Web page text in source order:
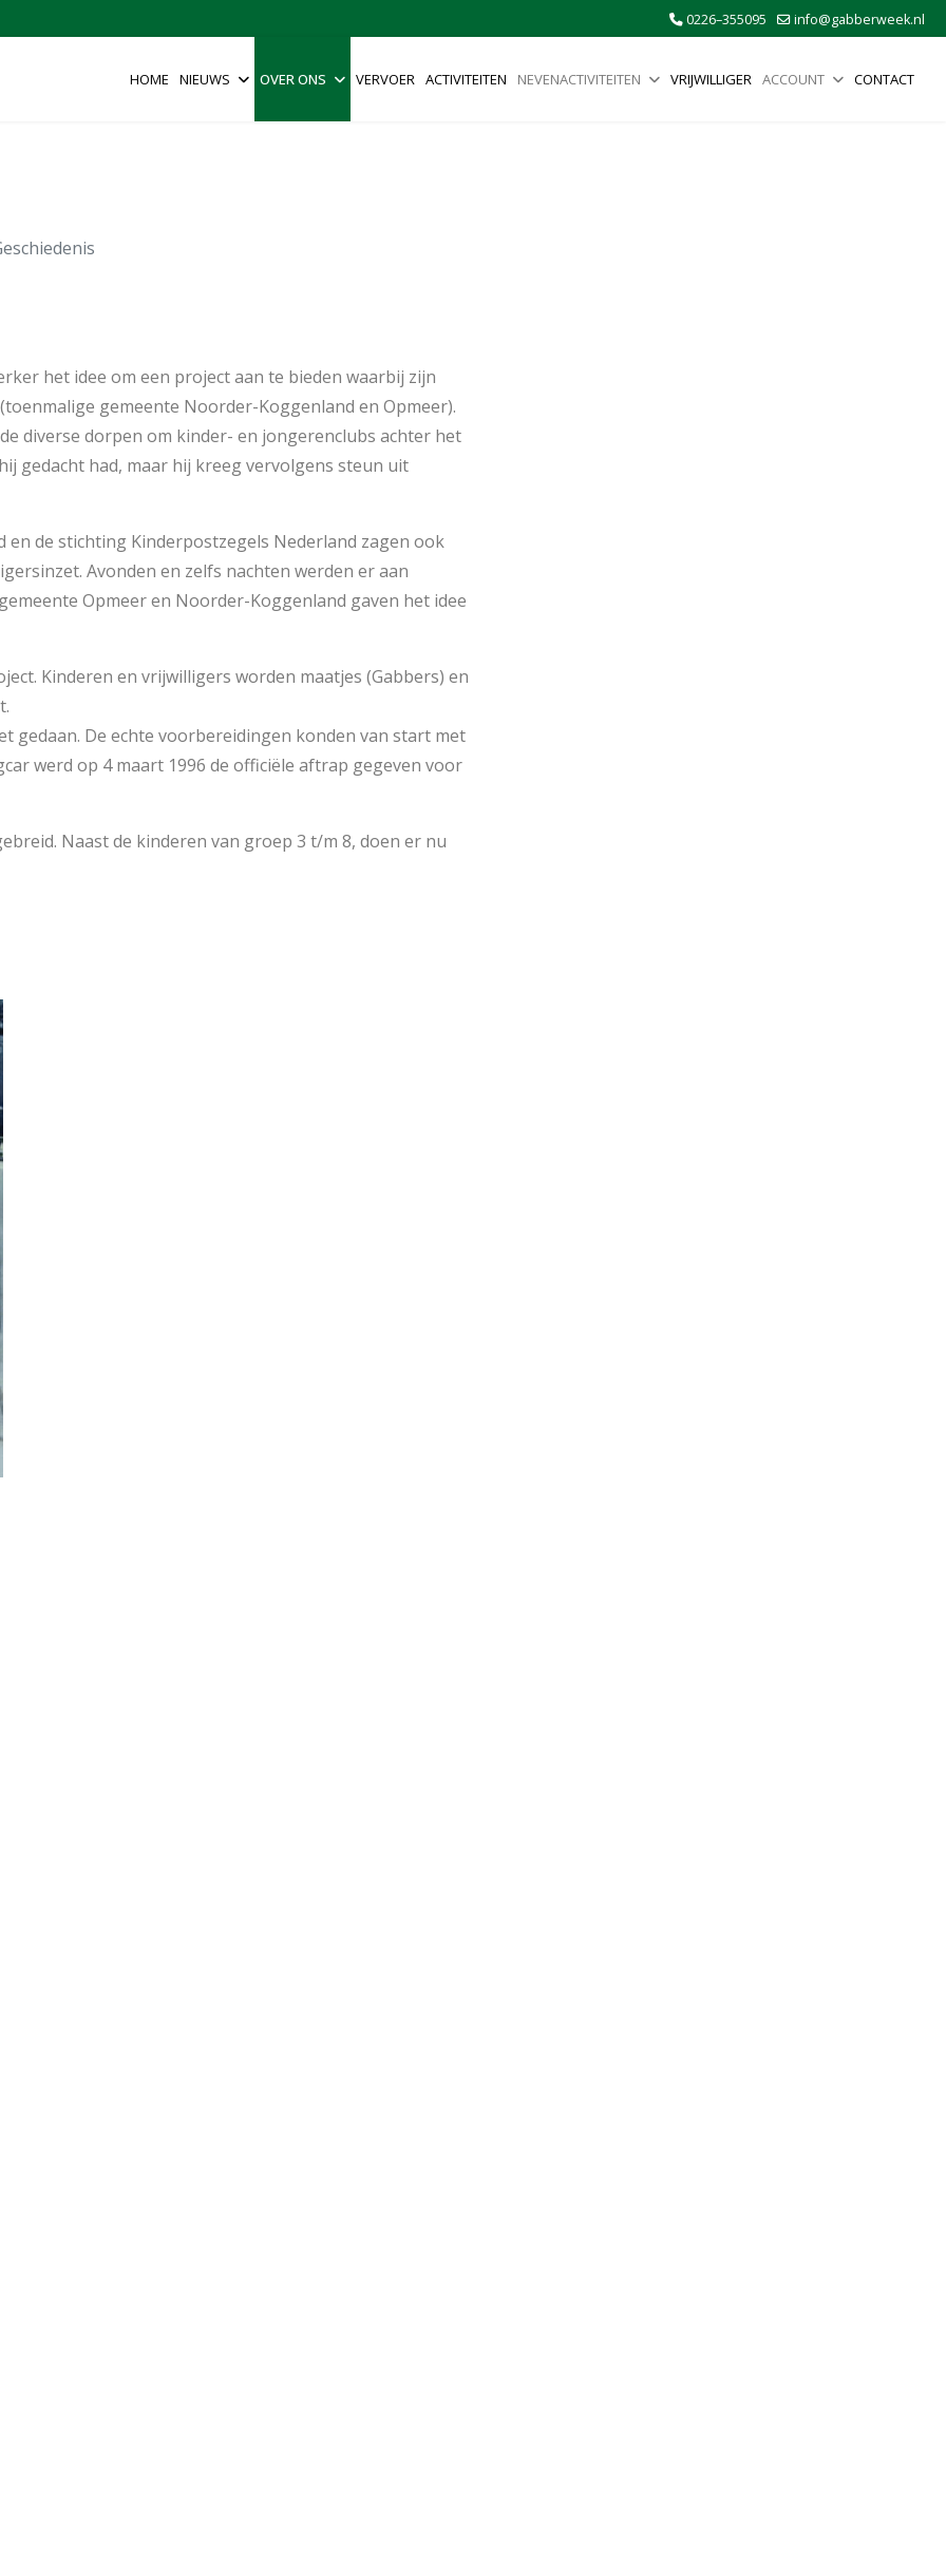
0226–355095 info@gabberweek.nl
HOME NIEUWS OVER ONS VERVOER ACTIVITEITEN NEVENACTIVITEITEN VRIJWILLIGER ACCOUNT CONTACT
het idee om een project aan te bieden waarbij zijn
gemeente Noorder-Koggenland en Opmeer).
diverse dorpen om kinder- en jongerenclubs achter het
gedacht had, maar hij kreeg vervolgens steun uit
de stichting Kinderpostzegels Nederland zagen ook
Avonden en zelfs nachten werden er aan
Opmeer en Noorder-Koggenland gaven het idee
Kinderen en vrijwilligers worden maatjes (Gabbers) en
gedaan. De echte voorbereidingen konden van start met
werd op 4 maart 1996 de officiële aftrap gegeven voor
Naast de kinderen van groep 3 t/m 8, doen er nu